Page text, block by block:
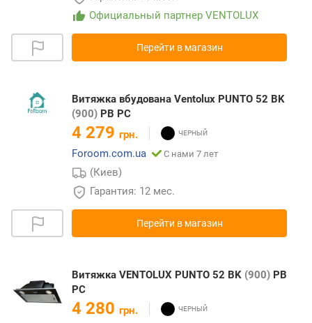
Официальный партнер VENTOLUX
Перейти в магазин
Витяжка вбудована Ventolux PUNTO 52 BK
(900) PB PC
4 279 грн.
Foroom.com.ua
С нами 7 лет
(Киев)
Гарантия: 12 мес.
Перейти в магазин
Витяжка VENTOLUX PUNTO 52 BK (900) PB
PC
4 280 грн.